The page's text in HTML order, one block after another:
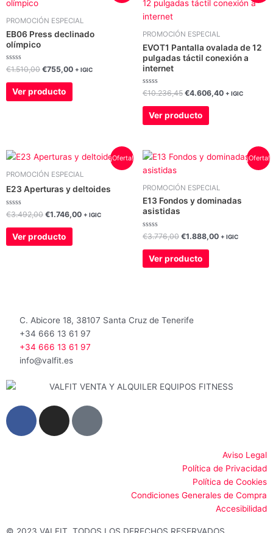
PROMOCIÓN ESPECIAL
EB06 Press declinado
olímpico
Valorado
0
de
€1.510,00
era:
€1.510,00.
€755,00
es:
€755,00.
+ IGIC
Ver producto
PROMOCIÓN ESPECIAL
EVOT1 Pantalla ovalada de 12
pulgadas táctil conexión a
internet
Valorado
0
de
€10.236,45
original
€4.606,40
actual
+ IGIC
Ver producto
¡Oferta!
PROMOCIÓN ESPECIAL
E23 Aperturas y deltoides
Valorado
con
0
de
€3.492,00
El
precio
original
€3.492,00.
€1.746,00
El
precio
€1.746,00.
+ IGIC
Ver producto
¡Oferta!
PROMOCIÓN ESPECIAL
E13 Fondos y dominadas
asistidas
Valorado
con
0
de
€3.776,00
El
precio
era:
€3.776,00.
€1.888,00
El
precio
€1.888,00.
+ IGIC
Ver producto
C. Abicore 18, 38107 Santa Cruz de Tenerife
+34 666 13 61 97
+34 666 13 61 97
info@valfit.es
F
I
G
Aviso Legal
Política de Privacidad
Política de Cookies
Condiciones Generales de Compra
Accesibilidad